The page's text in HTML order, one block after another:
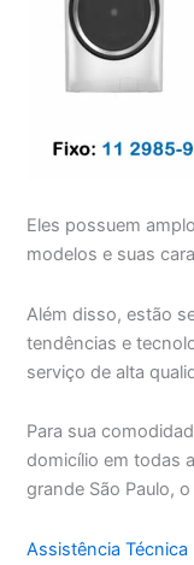
Eles possuem
modelos e suas
Além disso, estão
tendências e
serviço de alta
Para sua
domicílio em todas
grande São Paulo,
Assistência Técnica